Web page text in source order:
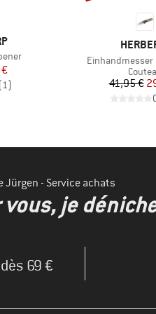
(1)
Article
Einhandmesser
41,95 €
Jürgen - Service achats
vous, je
69 €